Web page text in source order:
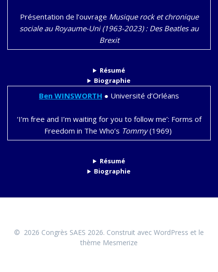
Présentation de l’ouvrage Musique rock et chronique
sociale au Royaume-Uni (1963-2023) : Des Beatles au
Brexit
Résumé
Biographie
Ben WINSWORTH ● Université d’Orléans
‘I’m free and I’m waiting for you to follow me’: Forms of
Freedom in The Who’s Tommy(1969)
Résumé
Biographie
© 2026 Congrès SAES 2026. Construit avec WordPress et le
thème Mesmerize